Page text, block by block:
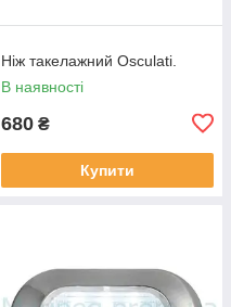
Ніж такелажний Osculati.
В наявності
680 ₴
Купити